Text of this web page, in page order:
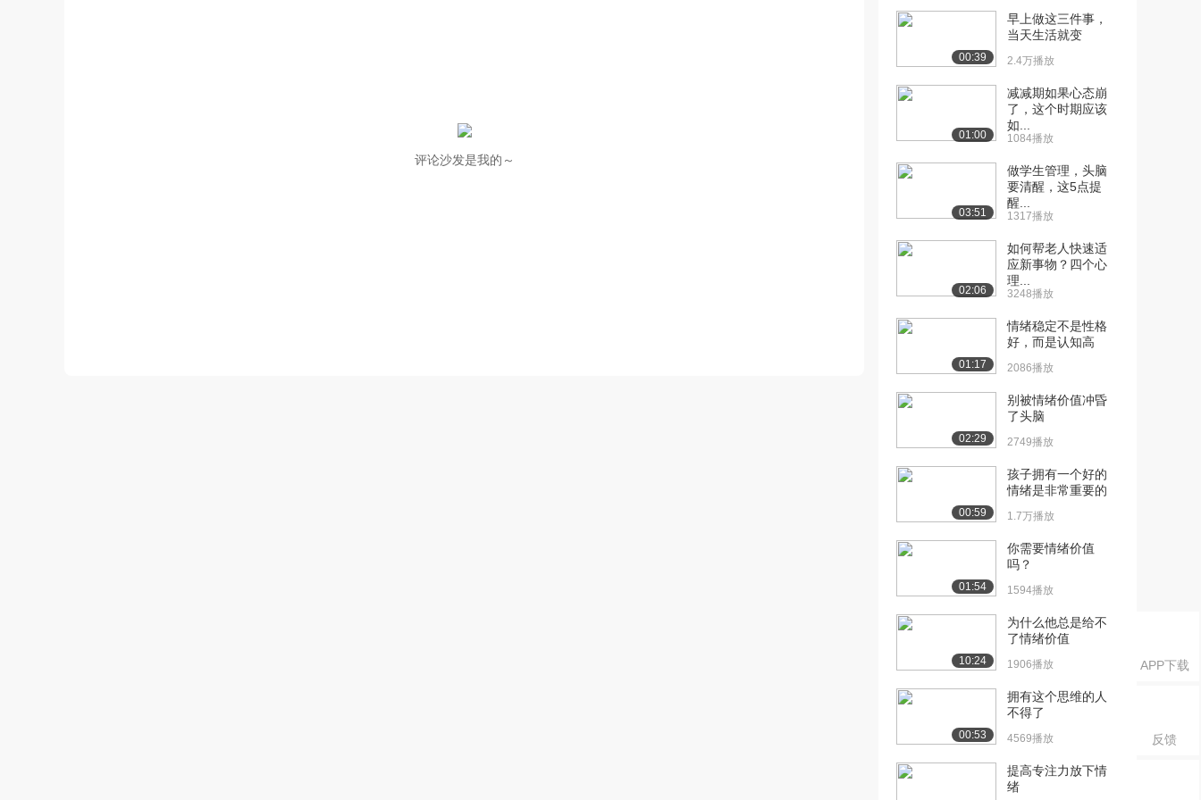
APP下载
反馈
评论沙发是我的～
自己的好运？
11.6万播放
[12] 尼采：怎样过一种真
9.9万播放
[13] 为什么你不应该过早
4.1万播放
[14] 做事总是没有动力，
该怎么办？
8.4万播放
[15] 不幸的童年，如何影
响一个人？
[16] 职场中的你和我，像
极了小时候看过的...
02:15
00:39
早上做这三件事，
当天生活就变
2.4万播放
01:00
减减期如果心态崩
了，这个时期应该
如...
1084播放
03:51
做学生管理，头脑
要清醒，这5点提
醒...
1317播放
02:06
如何帮老人快速适
应新事物？四个心
理...
3248播放
01:17
情绪稳定不是性格
好，而是认知高
2086播放
02:29
别被情绪价值冲昏
了头脑
2749播放
00:59
孩子拥有一个好的
情绪是非常重要的
1.7万播放
01:54
你需要情绪价值
吗？
1594播放
10:24
为什么他总是给不
了情绪价值
1906播放
00:53
拥有这个思维的人
不得了
4569播放
提高专注力放下情
绪